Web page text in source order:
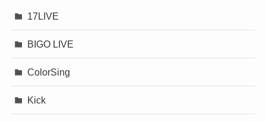
17LIVE
BIGO LIVE
ColorSing
Kick